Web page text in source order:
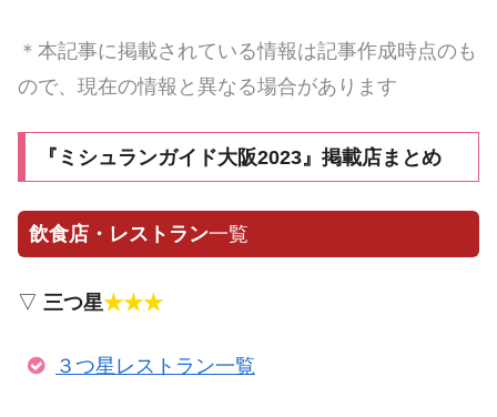
＊本記事に掲載されている情報は記事作成時点のも
ので、現在の情報と異なる場合があります
『ミシュランガイド大阪2023』掲載店まとめ
飲食店・レストラン一覧
▽ 三つ星★★★
３つ星レストラン一覧